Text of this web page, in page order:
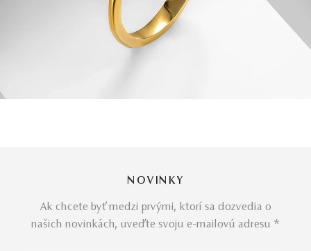
NOVINKY
Ak chcete byť medzi prvými, ktorí sa dozvedia o
našich novinkách, uveďte svoju e-mailovú adresu *